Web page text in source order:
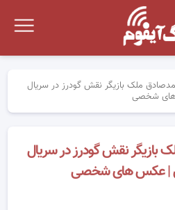
ملک بازیگر نقش گودرز در سریال
شخصی
بازیگر نقش گودرز در سریال
| عکس های شخصی